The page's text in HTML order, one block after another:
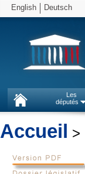
English Deutsch
Les
députés
Accueil >